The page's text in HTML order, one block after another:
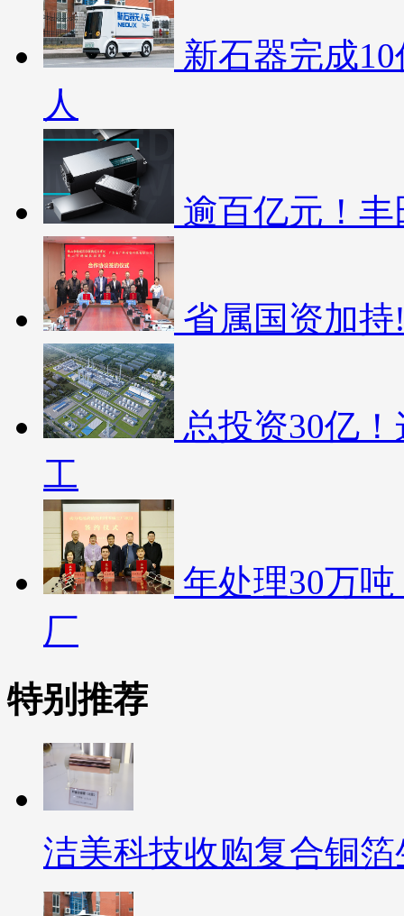
新石器完成
人
逾百亿元！
省属国资加
总投资30亿
工
年处理30万
厂
特别推荐
洁美科技收购复合铜